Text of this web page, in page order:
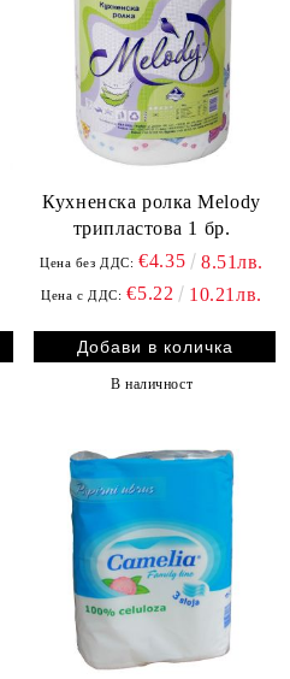
Кухненска ролка Melody
трипластова 1 бр.
Цена без ДДС: €4.35 8.51лв.
Цена с ДДС: €5.22 10.21лв.
В наличност